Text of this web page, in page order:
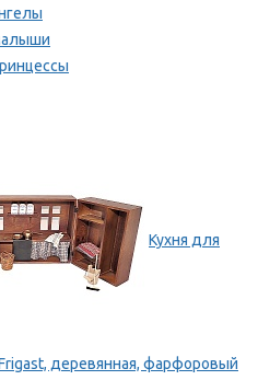
Кухня для
деревянная, фарфоровый